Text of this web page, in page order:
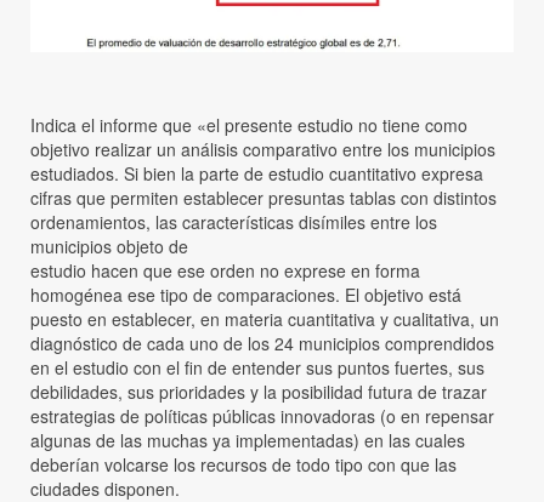
Indica el informe que «el presente estudio no tiene como
objetivo realizar un análisis comparativo entre los municipios
estudiados. Si bien la parte de estudio cuantitativo expresa
cifras que permiten establecer presuntas tablas con distintos
ordenamientos, las características disímiles entre los
municipios objeto de
estudio hacen que ese orden no exprese en forma
homogénea ese tipo de comparaciones. El objetivo está
puesto en establecer, en materia cuantitativa y cualitativa, un
diagnóstico de cada uno de los 24 municipios comprendidos
en el estudio con el fin de entender sus puntos fuertes, sus
debilidades, sus prioridades y la posibilidad futura de trazar
estrategias de políticas públicas innovadoras (o en repensar
algunas de las muchas ya implementadas) en las cuales
deberían volcarse los recursos de todo tipo con que las
ciudades disponen.